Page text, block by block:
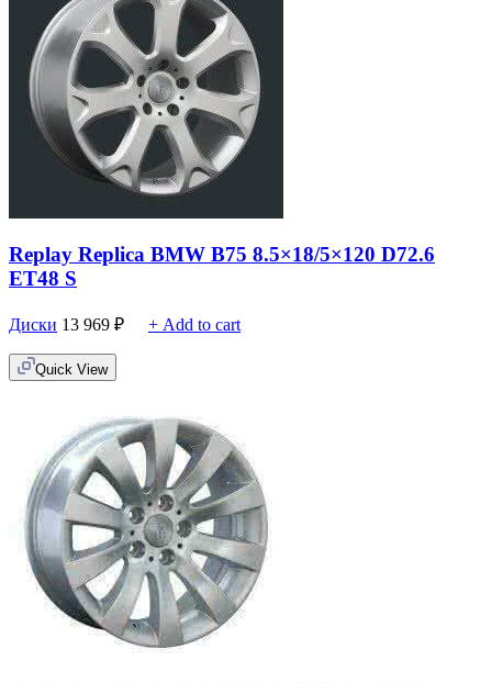
Replay Replica BMW B75 8.5×18/5×120 D72.6
ET48 S
Диски 13 969 ₽ + Add to cart
Quick View